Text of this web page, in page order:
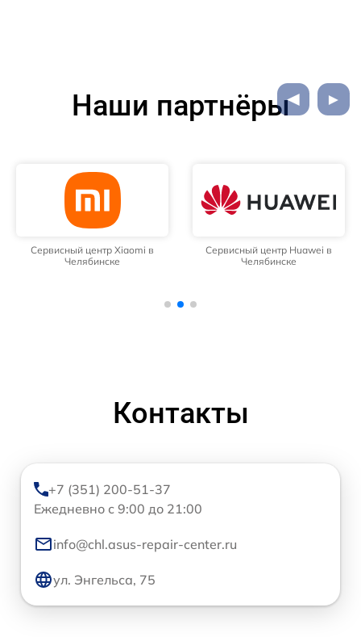
Наши партнёры
Сервисный центр Xiaomi в
Челябинске
Сервисный центр Huawei в
Челябинске
Контакты
+7 (351) 200-51-37
Ежедневно с 9:00 до 21:00
info@chl.asus-repair-center.ru
ул. Энгельса, 75